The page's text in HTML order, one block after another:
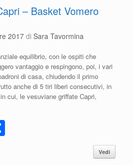
– Basket Vomero
2017di Sara Tavormina
equilibrio, con le ospiti che
vantaggio e respingono, poi, i vari
di casa, chiudendo il primo
anche di 5 tiri liberi consecutivi, in
cui, le vesuviane griffate Capri,
Vedi